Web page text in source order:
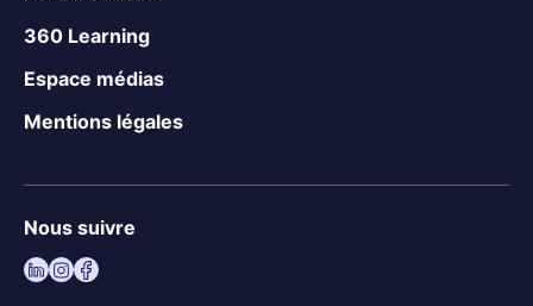
360 Learning
Espace médias
Mentions légales
Nous suivre